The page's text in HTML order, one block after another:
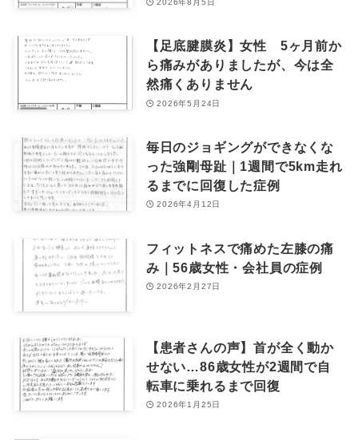
2026年8月5日
【足底腱膜炎】女性 5ヶ月前か
ら痛みがありましたが、今は全
然痛くありません
2026年5月24日
毎日のジョギングができなくな
った強剛母趾｜1週間で5km走れ
るまでに回復した症例
2026年4月12日
フィットネスで痛めた左膝の痛
み｜56歳女性・会社員の症例
2026年2月27日
【患者さんの声】首が全く動か
せない…86歳女性が2週間で自
転車に乗れるまで回復
2026年1月25日